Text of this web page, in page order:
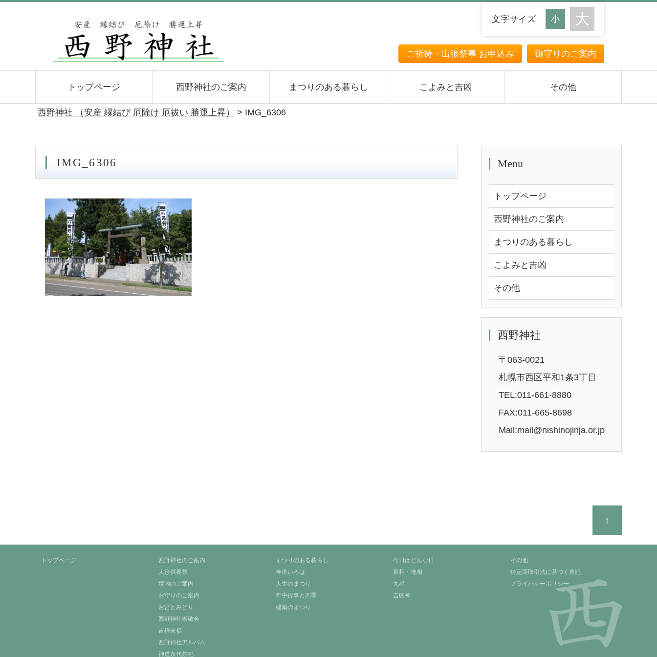
ご祈祷・出張祭事 お申込み 御守りのご案内
文字サイズ
トップページ 西野神社のご案内 まつりのある暮らし こよみと吉凶 その他
西野神社 （安産 縁結び 厄除け 厄祓い 勝運上昇） > IMG_6306
IMG_6306 Menu
トップページ
西野神社のご案内
まつりのある暮らし
こよみと吉凶
その他
西野神社
〒063-0021
札幌市西区平和1条3丁目
TEL:011-661-8880
FAX:011-665-8698
Mail:mail@nishinojinja.or.jp
↑
トップページ
西野神社のご案内
人形供養祭
境内のご案内
お守りのご案内
お宮とみどり
西野神社崇敬会
吉祥来福
西野神社アルバム
神道永代祭祀
まつりのある暮らし
神道いろは
人生のまつり
年中行事と四季
建築のまつり
今日はどんな日
家相・地相
九星
吉凶神
その他
特定商取引法に基づく表記
プライバシーポリシー